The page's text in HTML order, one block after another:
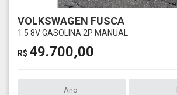
VOLKSWAGEN FUSCA
1.5 8V GASOLINA 2P MANUAL
R$ 49.700,00
Ano